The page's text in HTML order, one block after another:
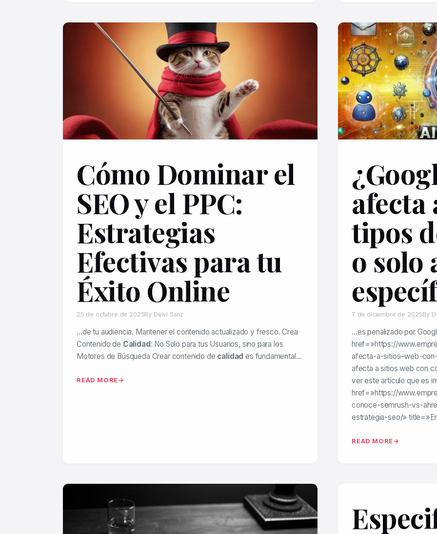
Cómo Dominar el
SEO y el PPC:
Estrategias
Efectivas para tu
Éxito Online
25 de octubre de 2025By Deivi Sanz
…de tu audiencia. Mantener el contenido actualizado y fresco. Crea
Contenido de Calidad: No Solo para tus Usuarios, sino para los
Motores de Búsqueda Crear contenido de calidad es fundamental…
READ MORE
afecta
tipos
o solo
7 de diciembre de 2025By
…es penalizado por
href=»https://
afecta-a-sitios–web-
afecta a sitios web con
ver este artículo que es
href=»https://
conoce-semrush-vs-
estrategia-seo/»
READ MORE